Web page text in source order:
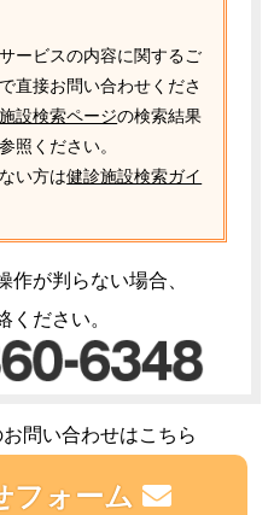
ービスの内容に関するご
直接お問い合わせくださ
施設検索ページの検索結果
照ください。
い方は健診施設検索ガイ
作が判らない場合、
ください。
問い合わせはこちら
フォーム